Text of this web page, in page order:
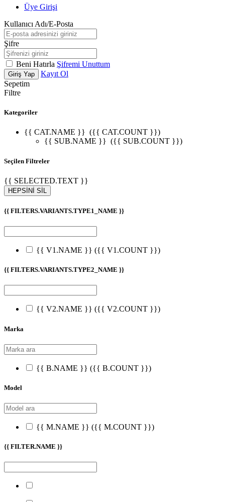
Üye Girişi
Kullanıcı Adı/E-Posta
Şifre
Beni Hatırla Şifremi Unuttum
Giriş Yap
Kayıt Ol
Sepetim
Filtre
Kategoriler
{{ CAT.NAME }} ({{ CAT.COUNT }})
{{ SUB.NAME }} ({{ SUB.COUNT }})
Seçilen Filtreler
{{ SELECTED.TEXT }}
HEPSİNİ SİL
{{ FILTERS.VARIANTS.TYPE1_NAME }}
{{ V1.NAME }} ({{ V1.COUNT }})
{{ FILTERS.VARIANTS.TYPE2_NAME }}
{{ V2.NAME }} ({{ V2.COUNT }})
Marka
{{ B.NAME }} ({{ B.COUNT }})
Model
{{ M.NAME }} ({{ M.COUNT }})
{{ FILTER.NAME }}